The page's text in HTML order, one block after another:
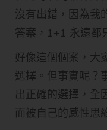
沒有出錯，因為我
答案，1+1 永遠都
好像這個個案，大
選擇。但事實呢？
出正確的選擇，全
而被自己的感性思